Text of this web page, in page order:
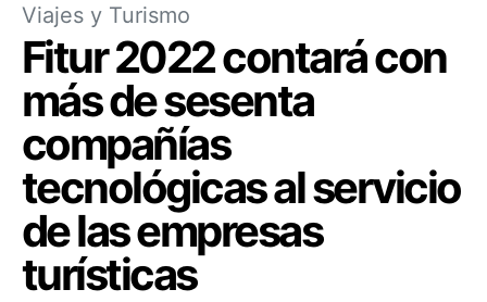
Viajes y Turismo
Fitur 2022 contará con
más de sesenta
compañías
tecnológicas al servicio
de las empresas
turísticas